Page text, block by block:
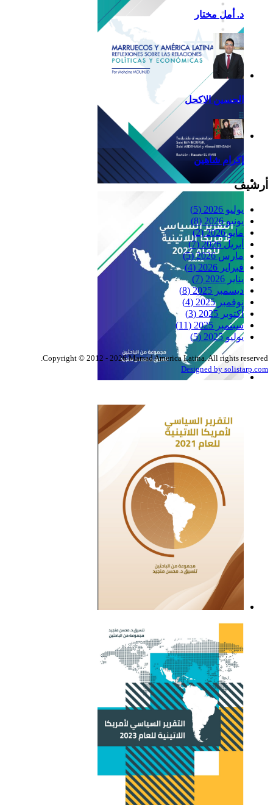
Reflexiones
التقرير السياسي لأمريكا
د. أمل مختار
الحسين الاكحل
إكرام شاهين
أرشيف
يوليو 2026
(5)
يونيو 2026
(8)
مايو 2026
(2)
أبريل 2026
(7)
مارس 2026
(5)
فبراير 2026
(4)
يناير 2026
(7)
ديسمبر 2025
(8)
نوفمبر 2025
(4)
أكتوبر 2025
(3)
سبتمبر 2025
(11)
يوليو 2025
(5)
Copyright © 2012 - 2026 Marsad America Latina. All rights reserved.
Designed by solistarp.com